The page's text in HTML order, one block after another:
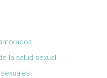
la salud sexual